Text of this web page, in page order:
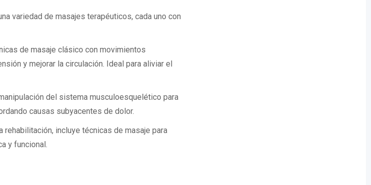
variedad de masajes terapéuticos, cada uno con
de masaje clásico con movimientos
y mejorar la circulación. Ideal para aliviar el
del sistema musculoesquelético para
causas subyacentes de dolor.
rehabilitación, incluye técnicas de masaje para
y funcional.